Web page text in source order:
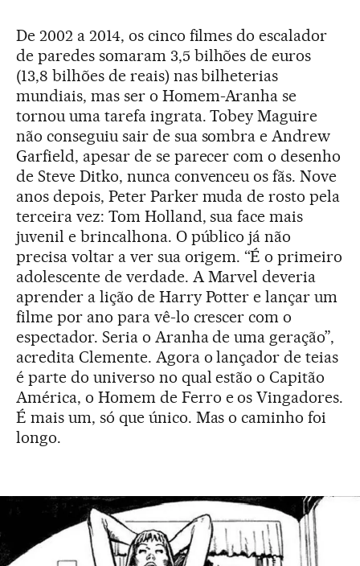
De 2002 a 2014, os cinco filmes do escalador
de paredes somaram 3,5 bilhões de euros
(13,8 bilhões de reais) nas bilheterias
mundiais, mas ser o Homem-Aranha se
tornou uma tarefa ingrata. Tobey Maguire
não conseguiu sair de sua sombra e Andrew
Garfield, apesar de se parecer com o desenho
de Steve Ditko, nunca convenceu os fãs. Nove
anos depois, Peter Parker muda de rosto pela
terceira vez: Tom Holland, sua face mais
juvenil e brincalhona. O público já não
precisa voltar a ver sua origem. “É o primeiro
adolescente de verdade. A Marvel deveria
aprender a lição de Harry Potter e lançar um
filme por ano para vê-lo crescer com o
espectador. Seria o Aranha de uma geração”,
acredita Clemente. Agora o lançador de teias
é parte do universo no qual estão o Capitão
América, o Homem de Ferro e os Vingadores.
É mais um, só que único. Mas o caminho foi
longo.